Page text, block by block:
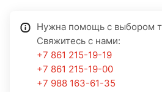
Нужна помощь с выбором
Свяжитесь с нами:
+7 861 215-19-19
+7 861 215-19-00
+7 988 163-61-35